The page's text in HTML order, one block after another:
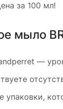
за 100 мл!
мыло
—